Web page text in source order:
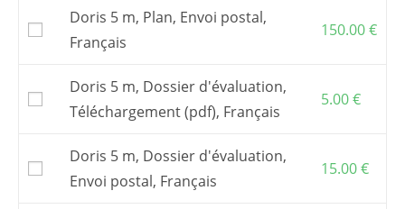
Il inclut une assistance par email ou
tracés vraie grandeur
construire le bateau..
Il est aussi possible d’acheter un
Vous pouvez aussi commander des
fichiers
de découpe numérique
et faire découper le
kit par une entreprise de votre choix.
Doris 5 m, Plan, Envoi postal,
Français
150.00€
Doris 5 m, Dossier d'évaluation,
Téléchargement (pdf), Français
5.00€
Doris 5 m, Dossier d'évaluation,
Envoi postal, Français
15.00€